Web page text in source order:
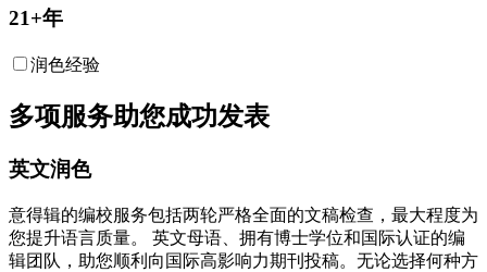
21+年
润色经验
多项服务助您成功发表
英文润色
意得辑的编校服务包括两轮严格全面的文稿检查，最大程度为
您提升语言质量。 英文母语、拥有博士学位和国际认证的编
辑团队，助您顺利向国际高影响力期刊投稿。无论选择何种方